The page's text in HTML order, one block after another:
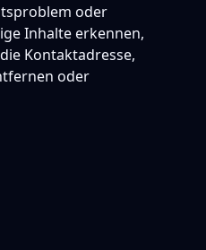
oder
Inhalte erkennen,
Kontaktadresse,
oder